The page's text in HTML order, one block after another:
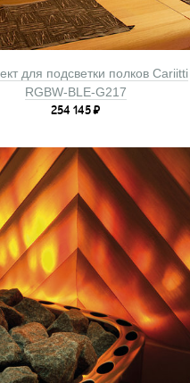
для подсветки полков Cariitti
RGBW-BLE-G217
254 145₽